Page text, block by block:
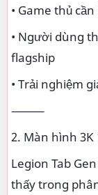
• Game thủ
• Người dùng
flagship
• Trải nghiệm
⸻
2. Màn hình
Legion Tab
thấy trong